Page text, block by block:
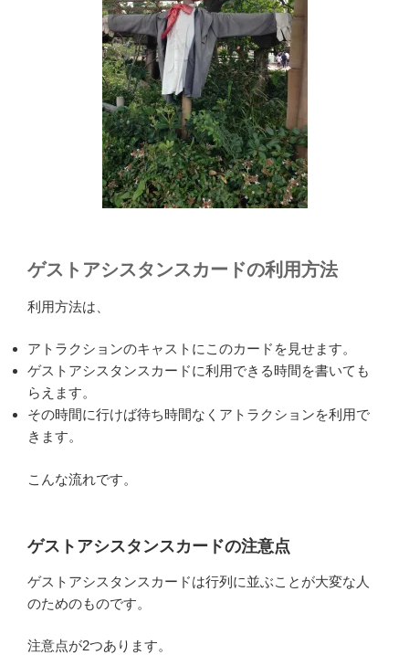
ゲストアシスタンスカードの利用方法
利用方法は、
アトラクションのキャストにこのカードを見せます。
ゲストアシスタンスカードに利用できる時間を書いても
らえます。
その時間に行けば待ち時間なくアトラクションを利用で
きます。
こんな流れです。
ゲストアシスタンスカードの注意点
ゲストアシスタンスカードは行列に並ぶことが大変な人
のためのものです。
注意点が2つあります。